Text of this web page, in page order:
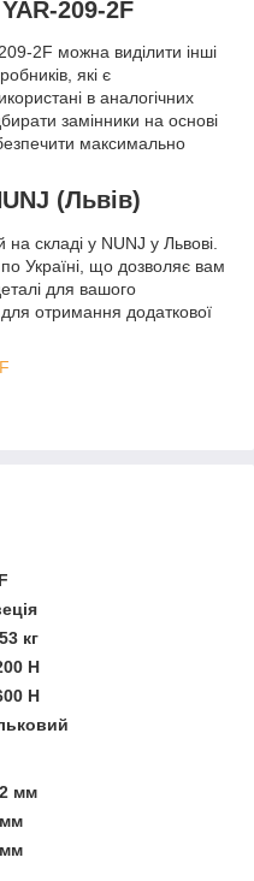
209-2F
2F можна виділити інші
які є
в аналогічних
замінники на основі
максимально
(Львів)
складі у NUNJ у Львові.
Україні, що дозволяє вам
для вашого
отримання додаткової
кг
Н
Н
мм